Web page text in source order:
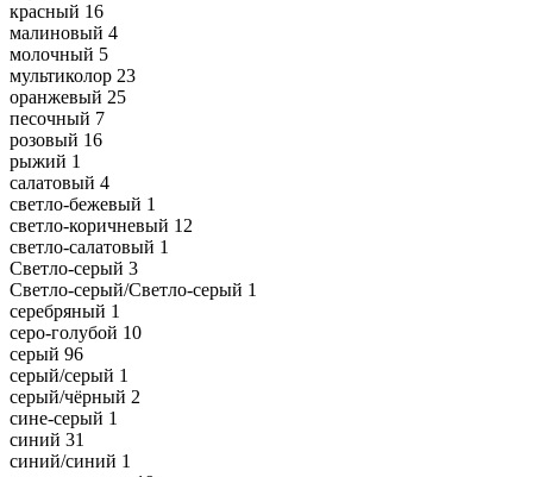
красный 16
малиновый 4
молочный 5
мультиколор 23
оранжевый 25
песочный 7
розовый 16
рыжий 1
салатовый 4
светло-бежевый 1
светло-коричневый 12
светло-салатовый 1
Светло-серый 3
Светло-серый/Светло-серый 1
серебряный 1
серо-голубой 10
серый 96
серый/серый 1
серый/чёрный 2
сине-серый 1
синий 31
синий/синий 1